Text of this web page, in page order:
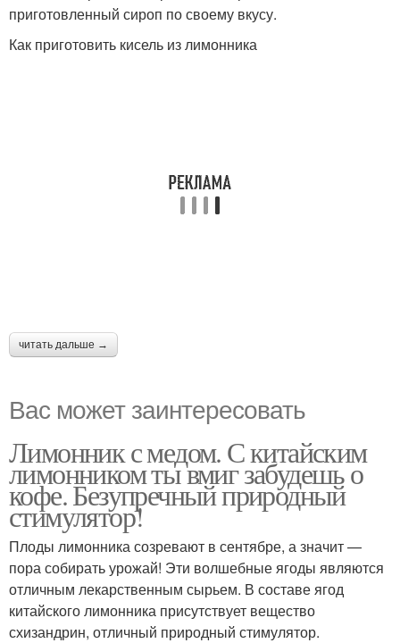
приготовленный сироп по своему вкусу.
Как приготовить кисель из лимонника
читать дальше →
Вас может заинтересовать
Лимонник с медом. С китайским
лимонником ты вмиг забудешь о
кофе. Безупречный природный
стимулятор!
Плоды лимонника созревают в сентябре, а значит —
пора собирать урожай! Эти волшебные ягоды являются
отличным лекарственным сырьем. В составе ягод
китайского лимонника присутствует вещество
схизандрин, отличный природный стимулятор.